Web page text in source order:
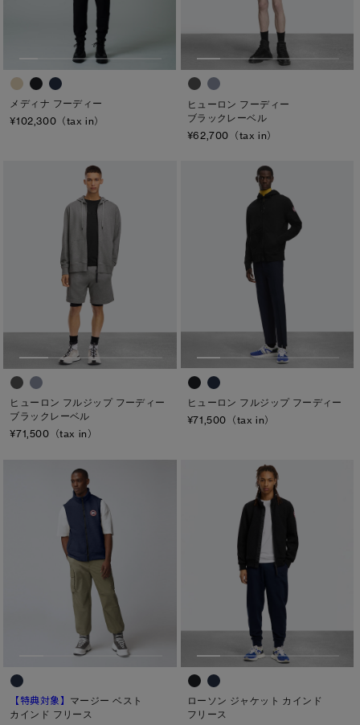
メディナ フーディー
¥102,300（tax in）
ヒューロン フーディー
ブラックレーベル
¥62,700（tax in）
ヒューロン フルジップ フーディー
ブラックレーベル
¥71,500（tax in）
ヒューロン フルジップ フーディー
¥71,500（tax in）
【特典対象】 マージー ベスト
カインド フリース
ローソン ジャケット カインド
フリース